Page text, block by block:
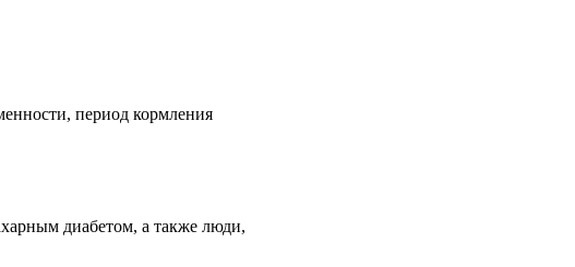
период кормления
диабетом, а также люди,